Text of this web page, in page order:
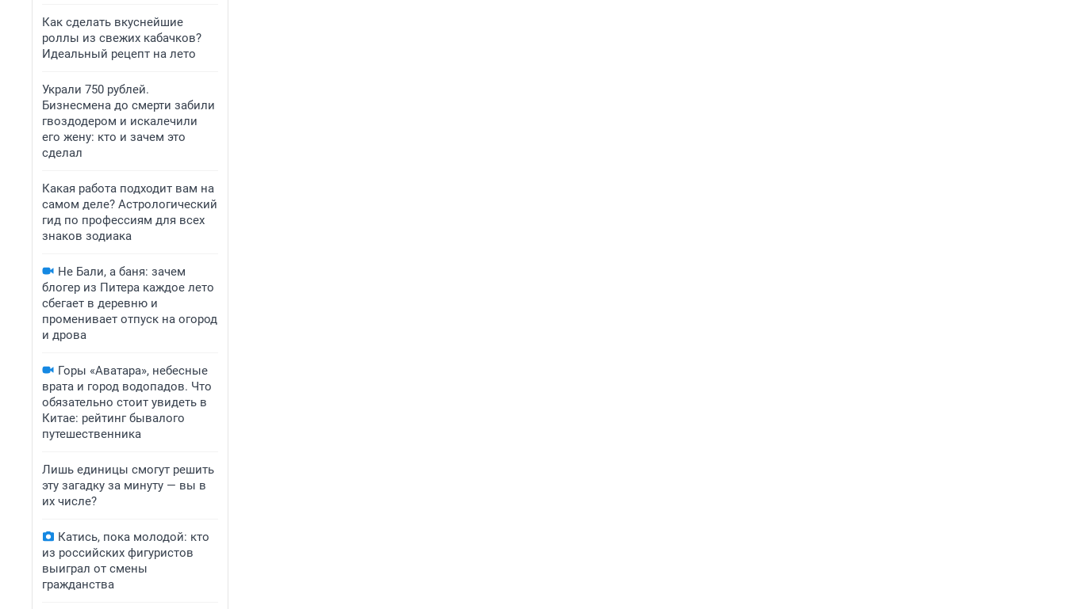
Как сделать вкуснейшие
роллы из свежих кабачков?
Идеальный рецепт на лето
Украли 750 рублей.
Бизнесмена до смерти забили
гвоздодером и искалечили
его жену: кто и зачем это
сделал
Какая работа подходит вам на
самом деле? Астрологический
гид по профессиям для всех
знаков зодиака
Не Бали, а баня: зачем
блогер из Питера каждое лето
сбегает в деревню и
променивает отпуск на огород
и дрова
Горы «Аватара», небесные
врата и город водопадов. Что
обязательно стоит увидеть в
Китае: рейтинг бывалого
путешественника
Лишь единицы смогут решить
эту загадку за минуту — вы в
их числе?
Катись, пока молодой: кто
из российских фигуристов
выиграл от смены
гражданства